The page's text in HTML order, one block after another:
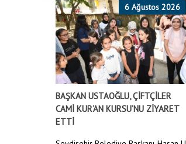
6 Ağustos 2026
BAŞKAN USTAOĞLU, ÇİFTÇİLER
CAMİ KUR’AN KURSU’NU ZİYARET
ETTİ